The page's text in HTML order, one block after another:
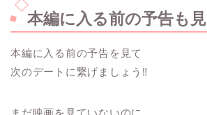
本編に入る前の予告も
本編に入る前の予告を見て
次のデートに繋げましょう‼︎
まだ映画を見ていないのに